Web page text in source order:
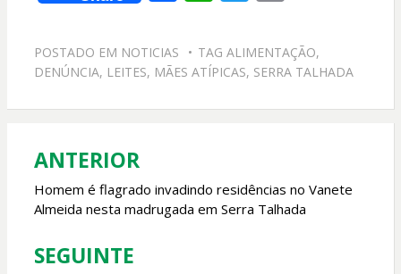
e
b
o
at
s
A
itt
er
ai
l
POSTADO EM NOTICIAS TAG ALIMENTAÇÃO,
DENÚNCIA, LEITES, MÃES ATÍPICAS, SERRA TALHADA
Navegação
de
Post
ANTERIOR
Homem é flagrado invadindo residências no Vanete
Almeida nesta madrugada em Serra Talhada
SEGUINTE